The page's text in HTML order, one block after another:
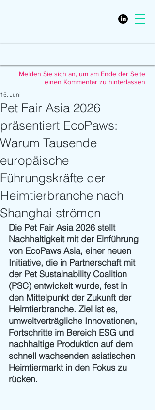
Melden Sie sich an, um am Ende der Seite
einen Kommentar zu hinterlassen
Pet Fair Asia 2026
präsentiert EcoPaws:
Warum Tausende
europäische
Führungskräfte der
Heimtierbranche nach
Shanghai strömen
15. Juni
Die Pet Fair Asia 2026 stellt
Nachhaltigkeit mit der Einführung
von EcoPaws Asia, einer neuen
Initiative, die in Partnerschaft mit
der Pet Sustainability Coalition
(PSC) entwickelt wurde, fest in
den Mittelpunkt der Zukunft der
Heimtierbranche. Ziel ist es,
umweltverträgliche Innovationen,
Fortschritte im Bereich ESG und
nachhaltige Produktion auf dem
schnell wachsenden asiatischen
Heimtiermarkt in den Fokus zu
rücken.